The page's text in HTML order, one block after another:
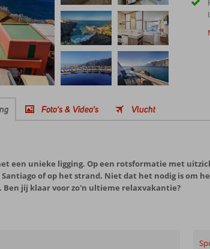
Foto's & Video's Vlucht
een unieke ligging. Op een rotsformatie met
of op het strand. Niet dat het nodig is om
jij klaar voor zo'n ultieme relaxvakantie?